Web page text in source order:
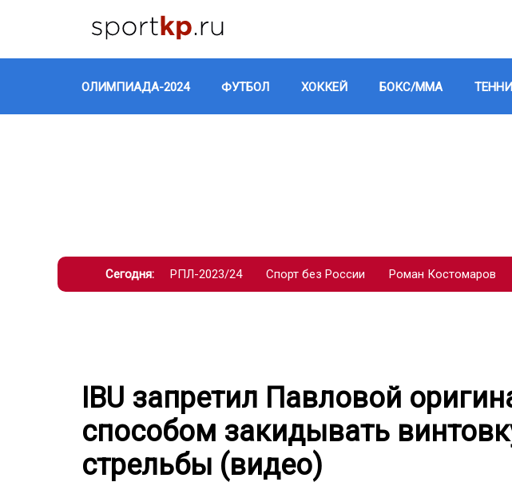
ОЛИМПИАДА-2024 ФУТБОЛ ХОККЕЙ БОКС/ММА
Сегодня: РПЛ-2023/24 Спорт без России Роман Костомаров
IBU запретил Павловой
способом закидывать
стрельбы (видео)